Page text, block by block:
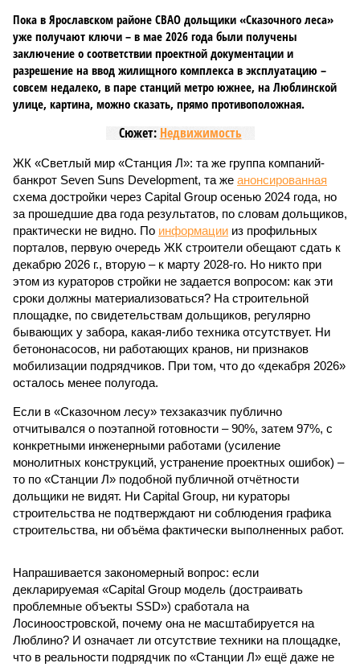
Пока в Ярославском районе СВАО дольщики «Сказочного леса»
уже получают ключи – в мае 2026 года были получены
заключение о соответствии проектной документации и
разрешение на ввод жилищного комплекса в эксплуатацию –
совсем недалеко, в паре станций метро южнее, на Люблинской
улице, картина, можно сказать, прямо противоположная.
Сюжет: Недвижимость
ЖК «Светлый мир «Станция Л»: та же группа компаний-
банкрот Seven Suns Development, та же анонсированная
схема достройки через Capital Group осенью 2024 года, но
за прошедшие два года результатов, по словам дольщиков,
практически не видно. По информации из профильных
порталов, первую очередь ЖК строители обещают сдать к
декабрю 2026 г., вторую – к марту 2028-го. Но никто при
этом из кураторов стройки не задается вопросом: как эти
сроки должны материализоваться? На строительной
площадке, по свидетельствам дольщиков, регулярно
бывающих у забора, какая-либо техника отсутствует. Ни
бетононасосов, ни работающих кранов, ни признаков
мобилизации подрядчиков. При том, что до «декабря 2026»
осталось менее полугода.
Если в «Сказочном лесу» техзаказчик публично
отчитывался о поэтапной готовности – 90%, затем 97%, с
конкретными инженерными работами (усиление
монолитных конструкций, устранение проектных ошибок) –
то по «Станции Л» подобной публичной отчётности
дольщики не видят. Ни Capital Group, ни кураторы
строительства не подтверждают ни соблюдения графика
строительства, ни объёма фактически выполненных работ.
Напрашивается закономерный вопрос: если
декларируемая «Capital Group модель (достраивать
проблемные объекты SSD») сработала на
Лосиноостровской, почему она не масштабируется на
Люблино? И означает ли отсутствие техники на площадке,
что в реальности подрядчик по «Станции Л» ещё даже не